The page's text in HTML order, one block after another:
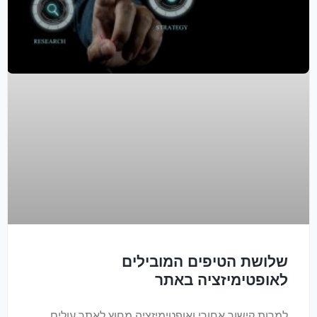
שלושת הטיפים המובילים
לאופטימיזציה באתר